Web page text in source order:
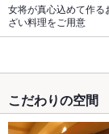
女将が真心込めて作る
ざい料理をご用意
こだわりの空間